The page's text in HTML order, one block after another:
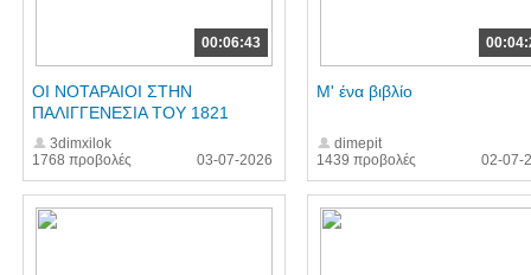
00:06:43
1768 προβολές
ΟΙ ΝΟΤΑΡΑΙΟΙ ΣΤΗΝ
ΠΑΛΙΓΓΕΝΕΣΙΑ ΤΟΥ 1821
3dimxilok
03-07-2026
1439 προβολές
Μ' ένα βιβλίο
dimepit
02-07-